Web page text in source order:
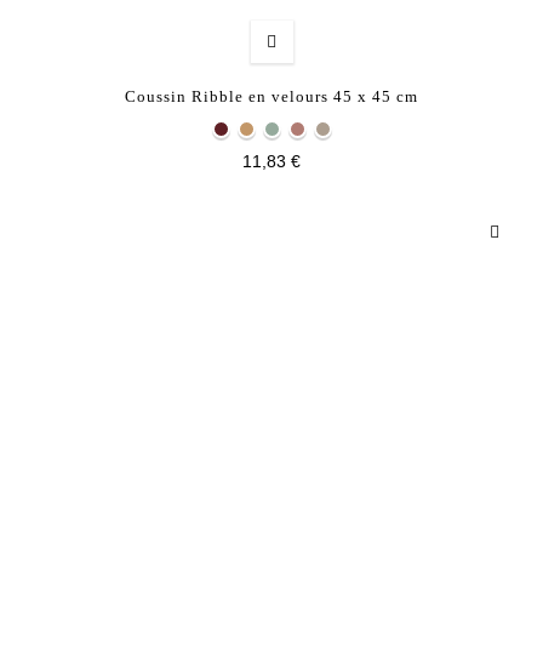
Coussin Ribble en velours 45 x 45 cm
11,83 €